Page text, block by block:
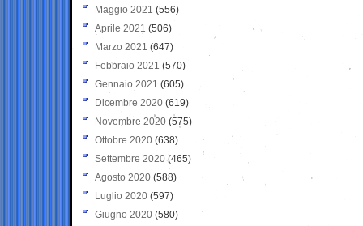
Maggio 2021 (556)
Aprile 2021 (506)
Marzo 2021 (647)
Febbraio 2021 (570)
Gennaio 2021 (605)
Dicembre 2020 (619)
Novembre 2020 (575)
Ottobre 2020 (638)
Settembre 2020(465)
Agosto 2020 (588)
Luglio 2020 (597)
Giugno 2020 (580)